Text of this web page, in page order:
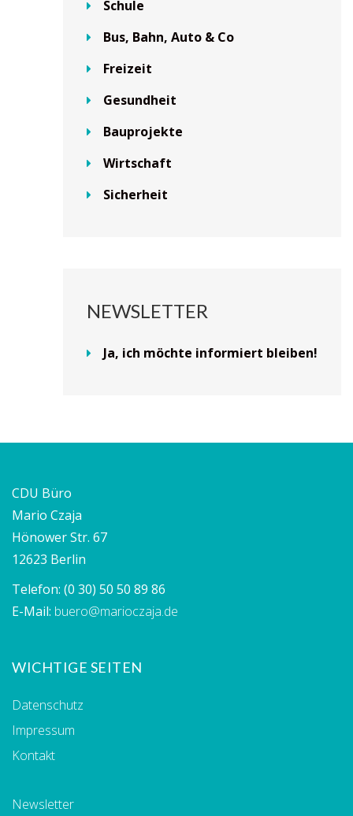
Schule
Bus, Bahn, Auto & Co
Freizeit
Gesundheit
Bauprojekte
Wirtschaft
Sicherheit
NEWSLETTER
Ja, ich möchte informiert bleiben!
CDU Büro
Mario Czaja
Hönower Str. 67
12623 Berlin
Telefon: (0 30) 50 50 89 86
E-Mail: buero@marioczaja.de
WICHTIGE SEITEN
Datenschutz
Impressum
Kontakt
Newsletter